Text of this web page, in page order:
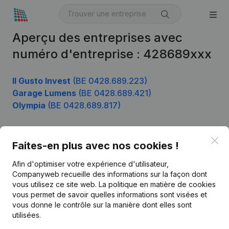
Aperçu des entreprises avec
numéro d'entreprise : 428689xxx
Il Gusto Invest (BE 0428.689.223)
Garage Lumens (BE 0428.689.421)
Olympia (BE 0428.689.817)
Faites-en plus avec nos cookies !
Afin d'optimiser votre expérience d'utilisateur,
Companyweb recueille des informations sur la façon dont
vous utilisez ce site web. La politique en matière de cookies
vous permet de savoir quelles informations sont visées et
vous donne le contrôle sur la manière dont elles sont
utilisées.
Français
Kantorenpark Everest
Produit
Informations d’entreprise
Monitoring
Recherche internationale